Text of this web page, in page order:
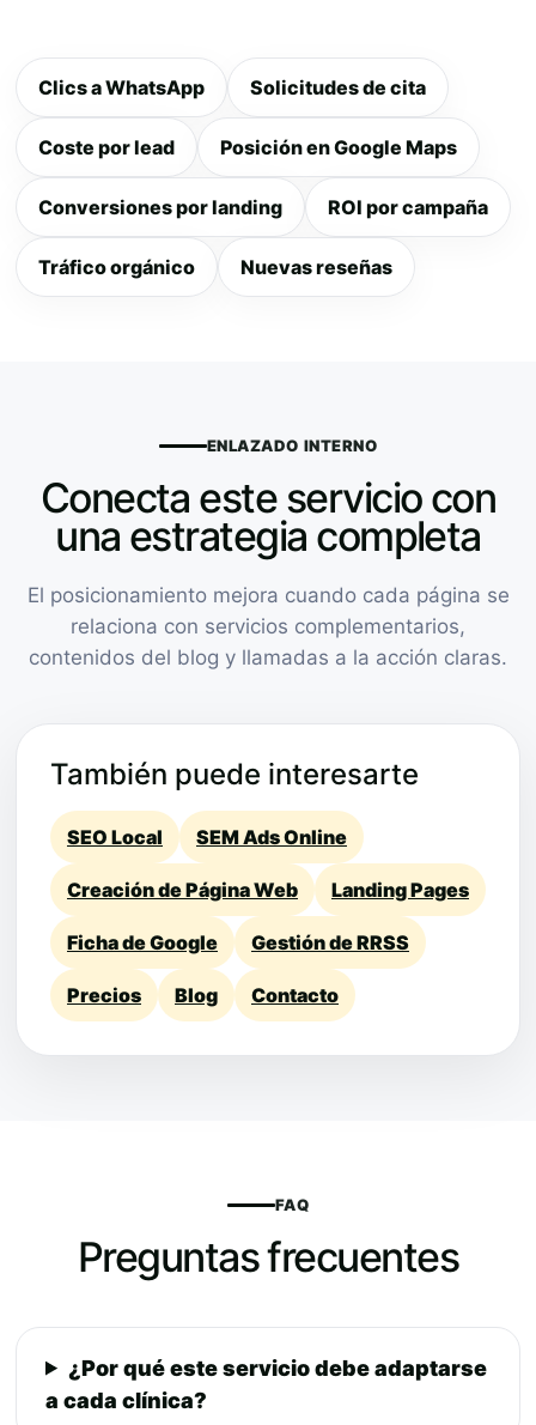
Clics a WhatsApp Solicitudes de cita
Coste por lead Posición en Google Maps
Conversiones por landing ROI por campaña
Tráfico orgánico Nuevas reseñas
ENLAZADO INTERNO
Conecta este servicio con
una estrategia completa
El posicionamiento mejora cuando cada página se
relaciona con servicios complementarios,
contenidos del blog y llamadas a la acción claras.
También puede interesarte
SEO Local SEM Ads Online
Creación de Página Web Landing Pages
Ficha de Google Gestión de RRSS
Precios Blog Contacto
FAQ
Preguntas frecuentes
¿Por qué este servicio debe adaptarse
a cada clínica?